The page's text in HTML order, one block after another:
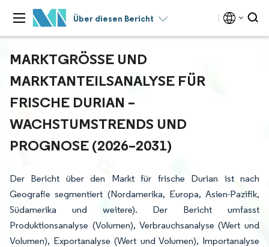
Über diesen Bericht
MARKTGRÖSSE UND M
ARKTANTEILSANALYSE FÜR F
RISCHE DURIAN – W
ACHSTUMSTRENDS UND P
ROGNOSE (2026–2031)
Der Bericht über den Markt für frische Durian ist nach
Geografie segmentiert (Nordamerika, Europa, Asien-Pazifik,
Südamerika und weitere). Der Bericht umfasst
Produktionsanalyse (Volumen), Verbrauchsanalyse (Wert und
Volumen), Exportanalyse (Wert und Volumen), Importanalyse